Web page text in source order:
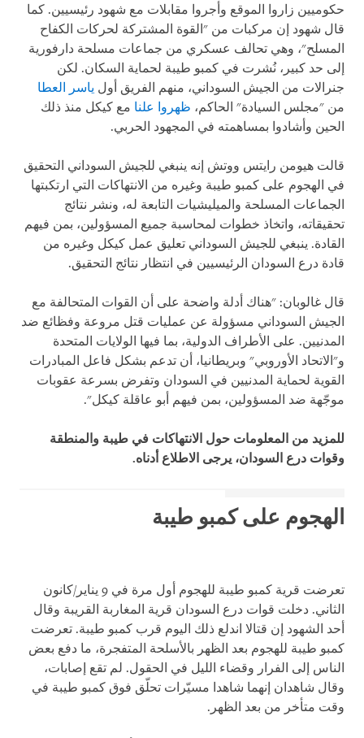
حكوميين زاروا الموقع وأجروا مقابلات مع شهود رئيسيين. كما
قال شهود إن مركبات من "القوة المشتركة لحركات الكفاح
المسلح"، وهي تحالف عسكري من جماعات مسلحة دارفورية
إلى حد كبير، نُشرت في كمبو طيبة لحماية السكان. لكن
جنرالات من الجيش السوداني، منهم الفريق أول ياسر العطا
من "مجلس السيادة" الحاكم، ظهروا علنا مع كيكل منذ ذلك
الحين وأشادوا بمساهمته في المجهود الحربي.
قالت هيومن رايتس ووتش إنه ينبغي للجيش السوداني التحقيق
في الهجوم على كمبو طيبة وغيره من الانتهاكات التي ارتكبتها
الجماعات المسلحة والميليشيات التابعة له، ونشر نتائج
تحقيقاته، واتخاذ خطوات لمحاسبة جميع المسؤولين، بمن فيهم
القادة. ينبغي للجيش السوداني تعليق عمل كيكل وغيره من
قادة درع السودان الرئيسيين في انتظار نتائج التحقيق.
قال غالوبان: "هناك أدلة واضحة على أن القوات المتحالفة مع
الجيش السوداني مسؤولة عن عمليات قتل مروعة وفظائع ضد
المدنيين. على الأطراف الدولية، بما فيها الولايات المتحدة
و"الاتحاد الأوروبي" وبريطانيا، أن تدعم بشكل فاعل المبادرات
القوية لحماية المدنيين في السودان وتفرض بسرعة عقوبات
موجّهة ضد المسؤولين، بمن فيهم أبو عاقلة كيكل".
للمزيد من المعلومات حول الانتهاكات في طيبة والمنطقة
وقوات درع السودان، يرجى الاطلاع أدناه.
الهجوم على كمبو طيبة
تعرضت قرية كمبو طيبة للهجوم أول مرة في 9 يناير/كانون
الثاني. دخلت قوات درع السودان قرية المغاربة القريبة وقال
أحد الشهود إن قتالا اندلع ذلك اليوم قرب كمبو طيبة. تعرضت
كمبو طيبة للهجوم بعد الظهر بالأسلحة المتفجرة، ما دفع بعض
الناس إلى الفرار وقضاء الليل في الحقول. لم تقع إصابات،
وقال شاهدان إنهما شاهدا مسيّرات تحلّق فوق كمبو طيبة في
وقت متأخر من بعد الظهر.